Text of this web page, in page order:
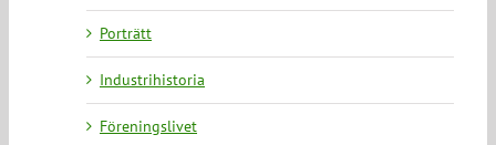
Porträtt
Industrihistoria
Föreningslivet